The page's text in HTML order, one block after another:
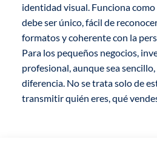
identidad visual. Funciona como
debe ser único, fácil de
formatos y coherente con la
Para los pequeños negocios,
profesional, aunque sea
diferencia. No se trata solo de
transmitir quién eres, qué